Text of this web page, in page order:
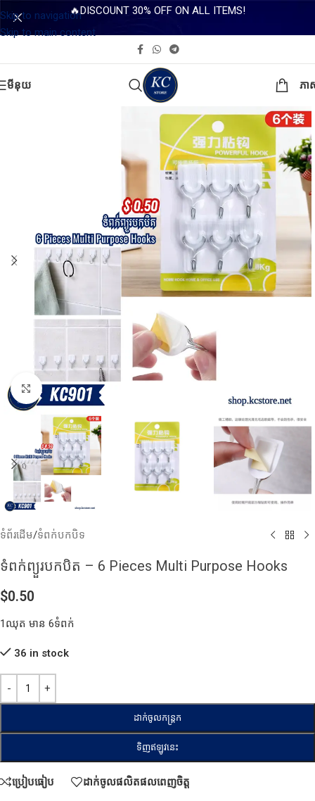
Skip to navigation
Skip to main content
🔥DISCOUNT 30% OFF ON ALL ITEMS!
មីនុយ ភា
Click to enlarge
ទំព័រដើម/ទំពក់បកបិទ
ទំពក់ព្យួរបកបិត – 6 Pieces Multi Purpose Hooks
$0.50
1ឈុត មាន 6ទំពក់
36 in stock
ដាក់ចូលកន្ត្រក
ទិញឥឡូវនេះ
ប្រៀបធៀប ដាក់ចូលផលិតផលពេញចិត្ត